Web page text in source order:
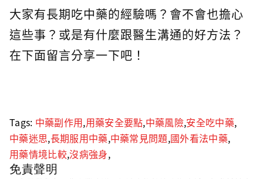
大家有長期吃中藥的經驗嗎？會不會也擔心
這些事？或是有什麼跟醫生溝通的好方法？
在下面留言分享一下吧！
Tags: 中藥副作用,用藥安全要點,中藥風險,安全吃中藥,
中藥迷思,長期服用中藥,中藥常見問題,國外看法中藥,
用藥情境比較,沒病強身,
免責聲明